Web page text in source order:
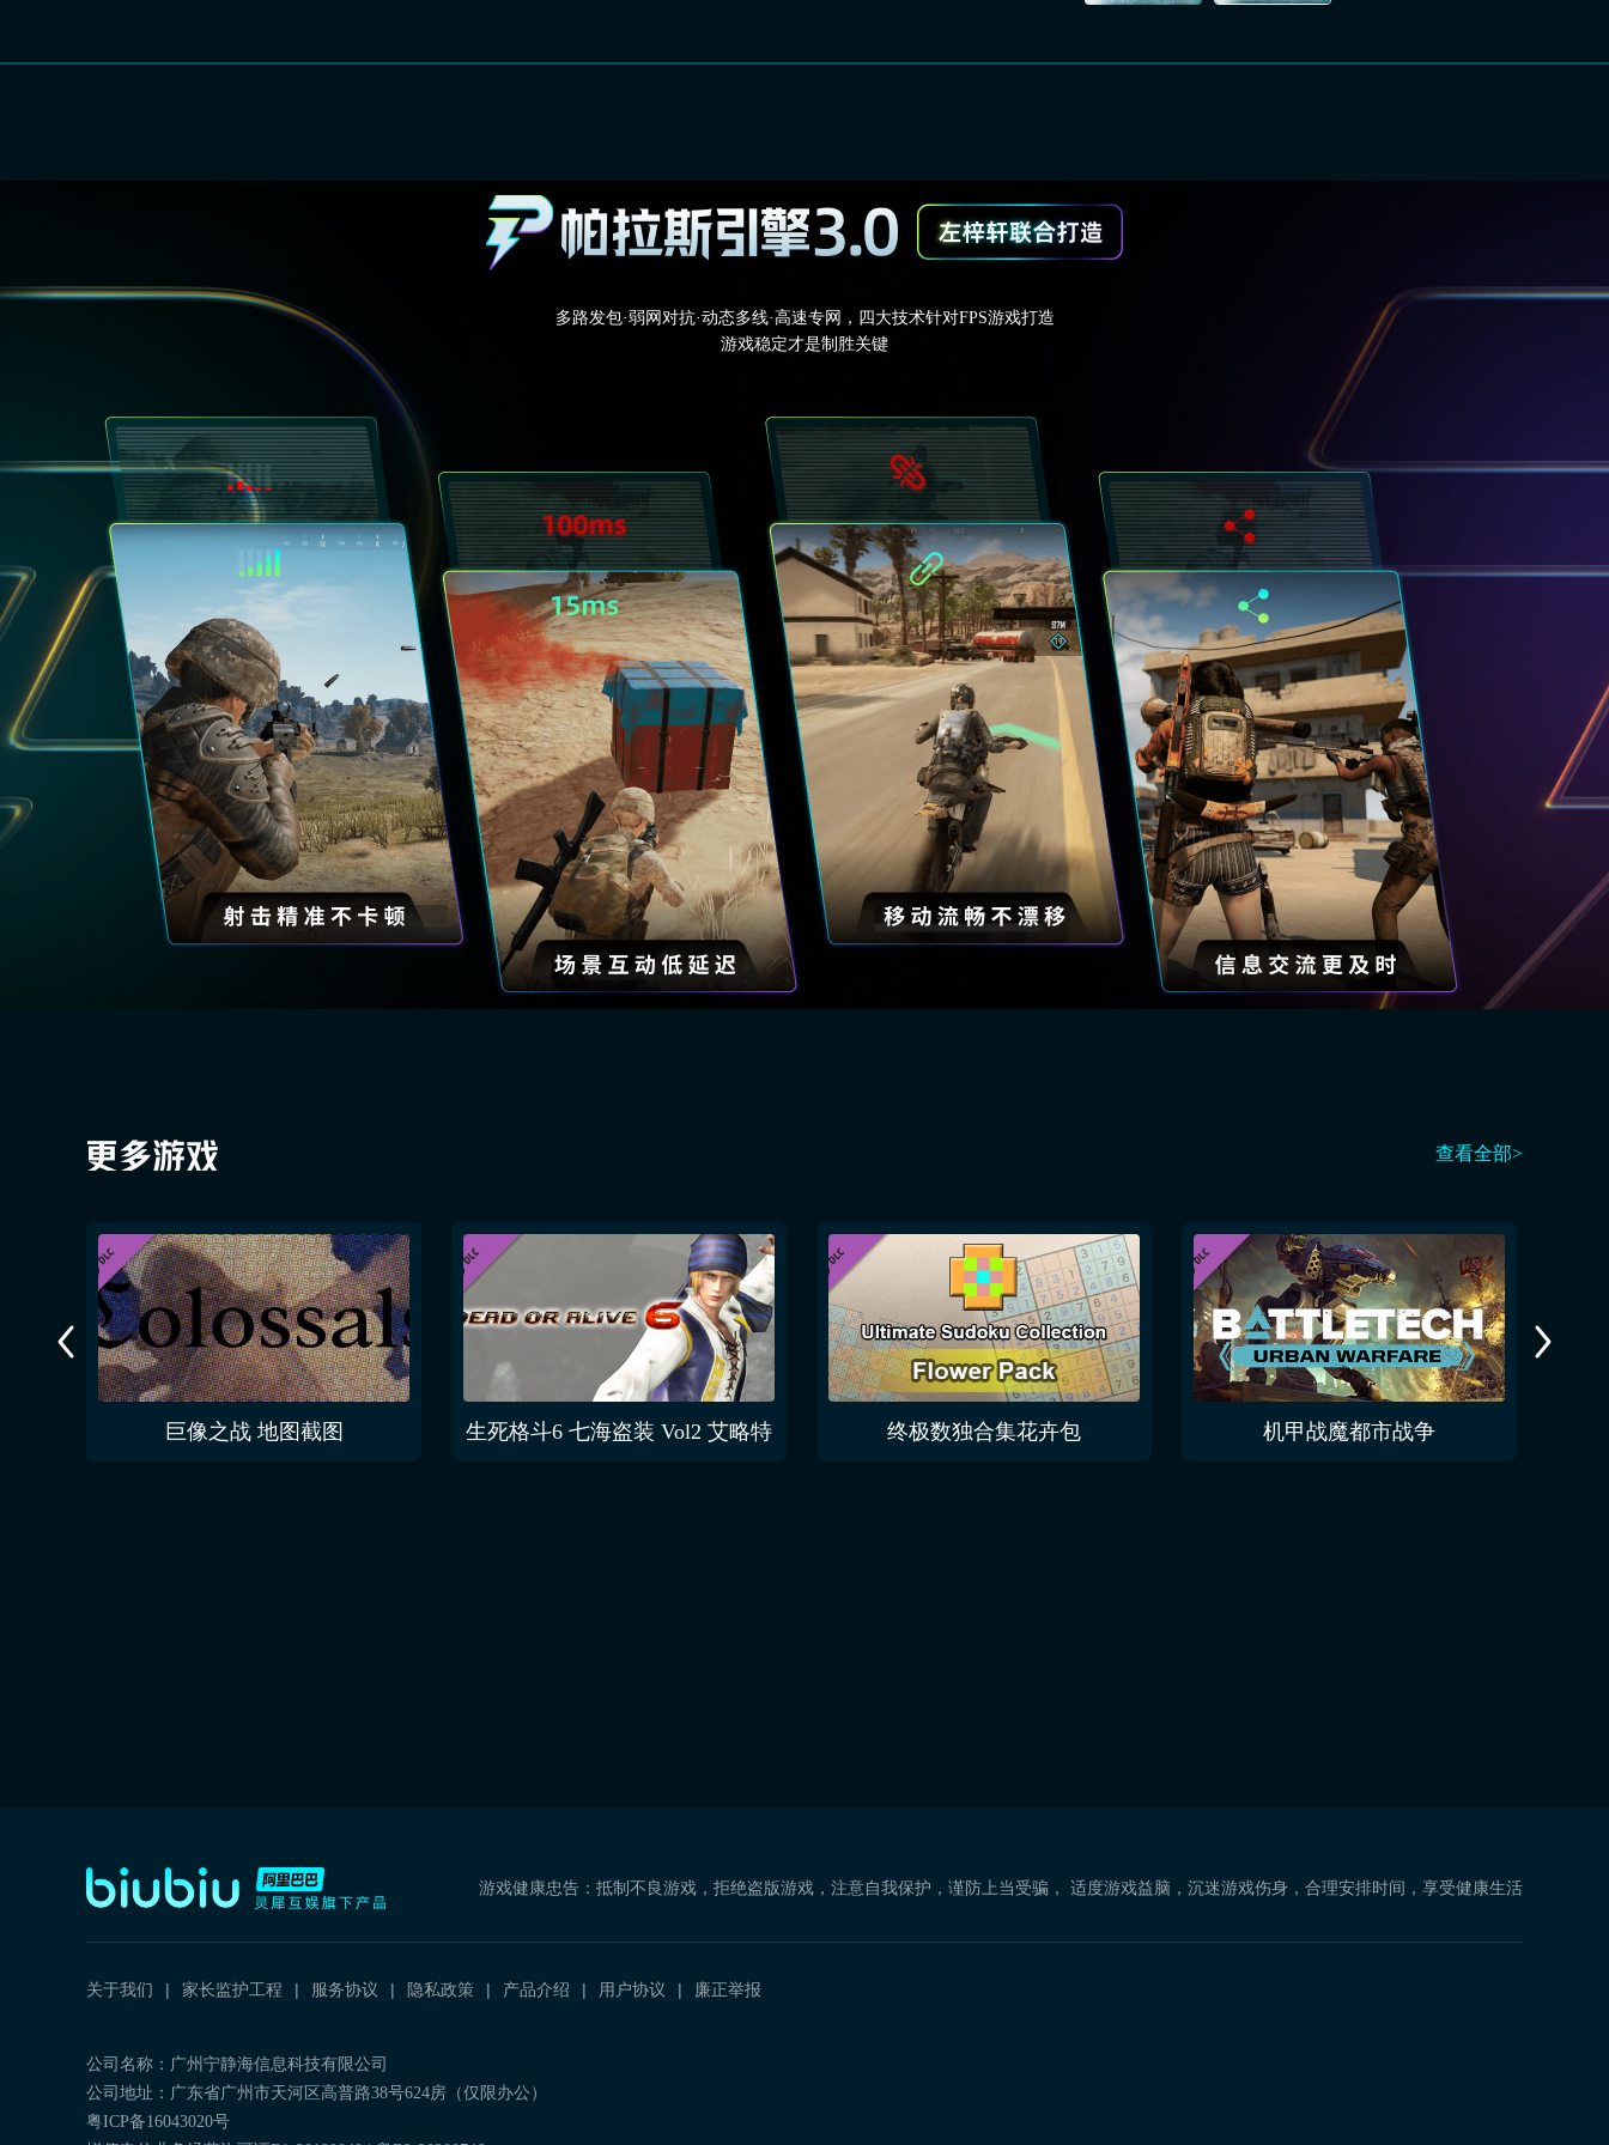
多路发包·弱网对抗·动态多线·高速专网，四大技术针对FPS游戏打造
游戏稳定才是制胜关键
查看全部>
巨像之战 地图截图 生死格斗6 七海盗装 Vol2 艾略特 终极数独合集花卉包 机甲战魔都市战争
游戏健康忠告：抵制不良游戏，拒绝盗版游戏，注意自我保护，谨防上当受骗， 适度游戏益脑，沉迷游戏伤身，合理安排时间，享受健康生活
关于我们 家长监护工程 服务协议 隐私政策 产品介绍 用户协议 廉正举报
公司名称：广州宁静海信息科技有限公司
公司地址：广东省广州市天河区高普路38号624房（仅限办公）
粤ICP备16043020号